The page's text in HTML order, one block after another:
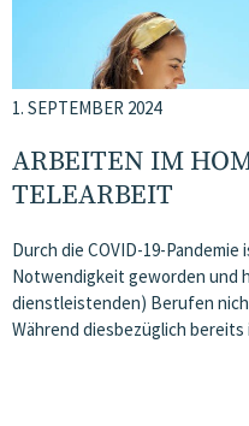
1. SEPTEMBER 2024
ARBEITEN IM
TELEARBEIT
Durch die COVID-19-
Notwendigkeit geworden und
dienstleistenden) Berufen
Während diesbezüglich